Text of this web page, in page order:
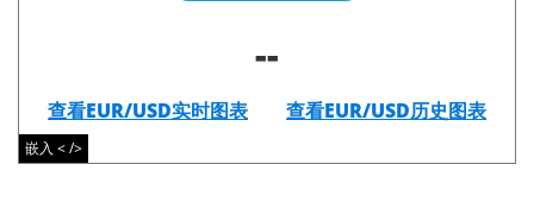
--
查看EUR/USD实时图表 查看EUR/USD历史图表
嵌入 < />